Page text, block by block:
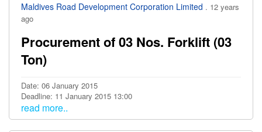
Maldives Road Development Corporation Limited . 12 years
ago
Procurement of 03 Nos. Forklift (03
Ton)
Date: 06 January 2015
Deadline: 11 January 2015 13:00
read more..